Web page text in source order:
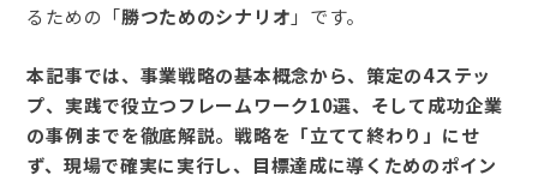
るための「勝つためのシナリオ 」です。
本記事では、事業戦略の基本概念から、策定の4ステッ
プ、実践で役立つフレームワーク10選、そして成功企業
の事例までを徹底解説。戦略を「立てて終わり」にせ
ず、現場で確実に実行し、目標達成に導くためのポイン